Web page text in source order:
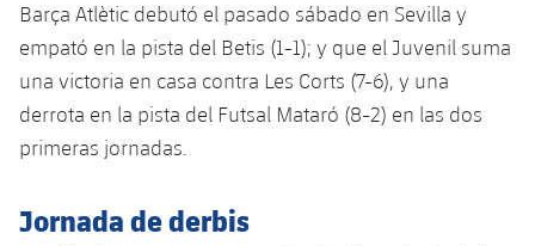
Instalaciones
Spotify Camp Nou
Palau Blaugrana
Estadi Johan Cruyff
Barça Atlètic debutó el pasado sábado en Sevilla y
empató en la pista del Betis (1-1); y que el Juvenil suma
una victoria en casa contra Les Corts (7-6), y una
derrota en la pista del Futsal Mataró (8-2) en las dos
primeras jornadas.
Jornada de derbis